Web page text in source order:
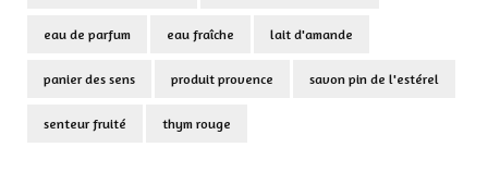
eau de parfum eau fraîche lait d'amande
panier des sens produit provence savon pin de l'estérel
senteur fruité thym rouge